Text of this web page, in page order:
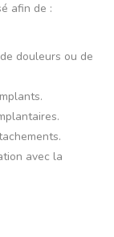
afin de :
douleurs ou de
avec la